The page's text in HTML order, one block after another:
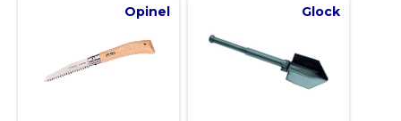
Opinel Glock